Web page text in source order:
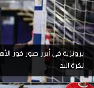
آراء حرة
ركن الألعاب
بطولات
الدوري المصري
برونزية في أبرز صور فوز
لكرة اليد